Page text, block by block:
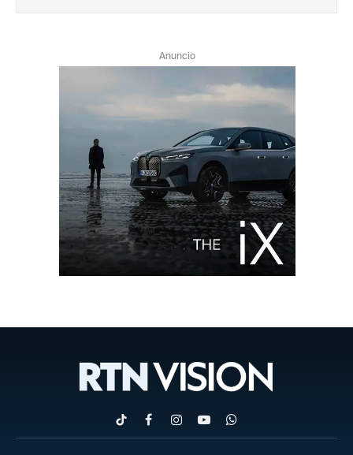
Anuncio
TikTokFacebookInstagram
YouTubeWhatsApp